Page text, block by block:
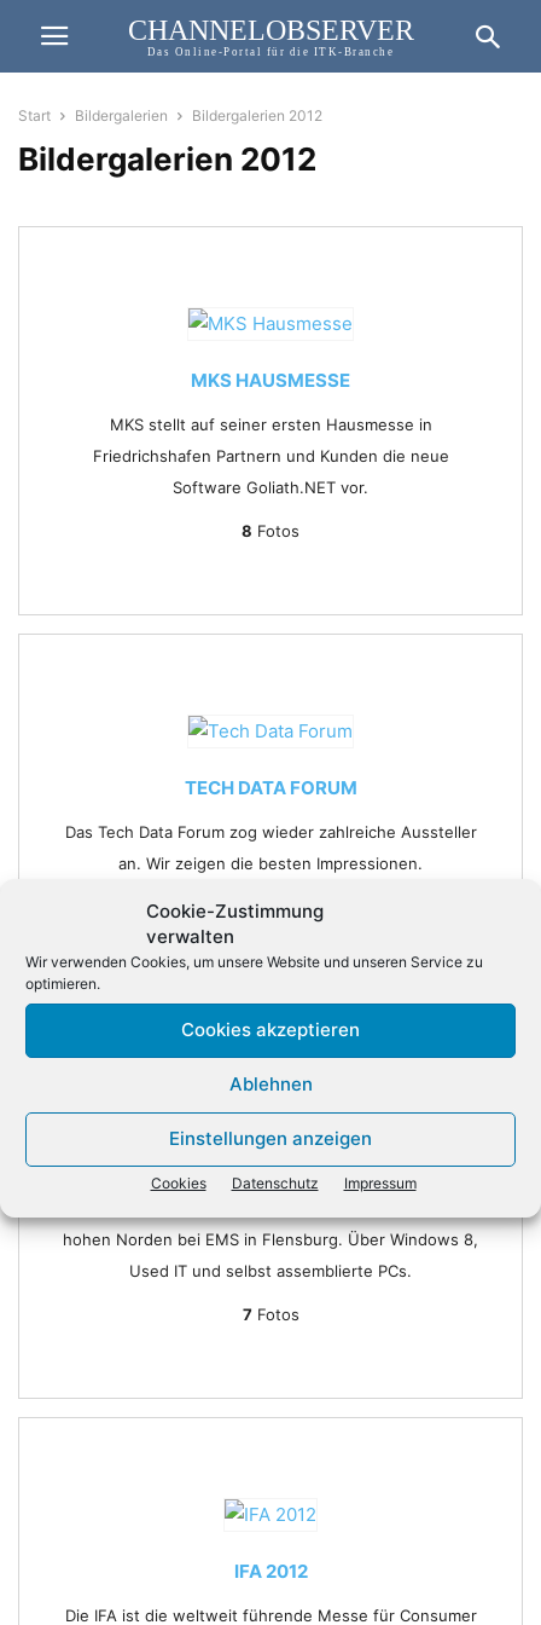
Cookie-Zustimmung
verwalten
Wir verwenden Cookies, um unsere Website und unseren Service zu
optimieren.
Cookies akzeptieren
Ablehnen
Einstellungen anzeigen
Cookies Datenschutz Impressum
CHANNELOBSERVER
Das Online-Portal für die ITK-Branche
Start Bildergalerien Bildergalerien 2012
Bildergalerien 2012
MKS HAUSMESSE
MKS stellt auf seiner ersten Hausmesse in
Friedrichshafen Partnern und Kunden die neue
Software Goliath.NET vor.
8 Fotos
TECH DATA FORUM
Das Tech Data Forum zog wieder zahlreiche Aussteller
an. Wir zeigen die besten Impressionen.
8Fotos
EMS FLENSBURG
hohen Norden bei EMS in Flensburg. Über Windows 8,
Used IT und selbst assemblierte PCs.
7Fotos
IFA 2012
Die IFA ist die weltweit führende Messe für Consumer